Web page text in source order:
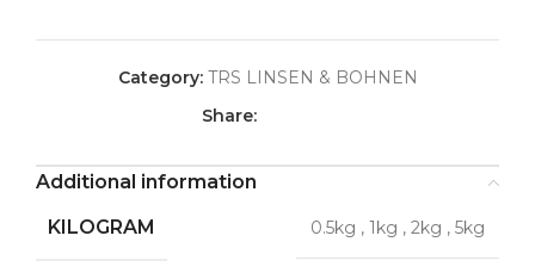
Category: TRS LINSEN & BOHNEN
Share:
Additional information
KILOGRAM
0.5kg , 1kg , 2kg , 5kg